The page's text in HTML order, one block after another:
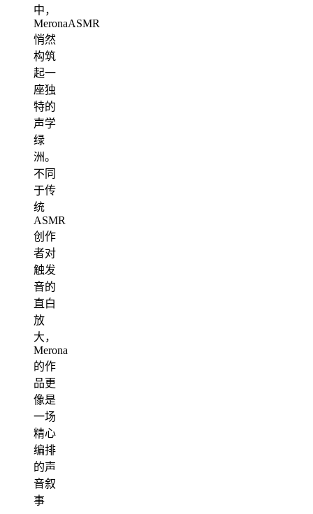
中，
MeronaASMR
悄然
构筑
起一
座独
特的
声学
绿
洲。
不同
于传
统
ASMR
创作
者对
触发
音的
直白
放
大，
Merona
的作
品更
像是
一场
精心
编排
的声
音叙
事